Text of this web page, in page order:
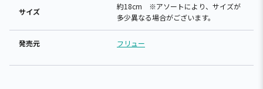
サイズ
約18cm ※アソートにより、サイズが
多少異なる場合がございます。
発売元 フリュー